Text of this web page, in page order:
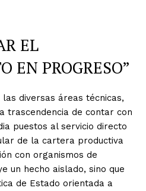
EL
EN PROGRESO”
diversas áreas técnicas,
trascendencia de contar con
puestos al servicio directo
de la cartera productiva
con organismos de
un hecho aislado, sino que
de Estado orientada a